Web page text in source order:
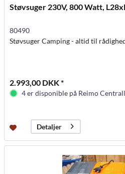
Støvsuger 230V, 800 Watt,
80490
Støvsuger Camping - altid til
2.993,00 DKK *
4 er disponible på Reimo
Detaljer